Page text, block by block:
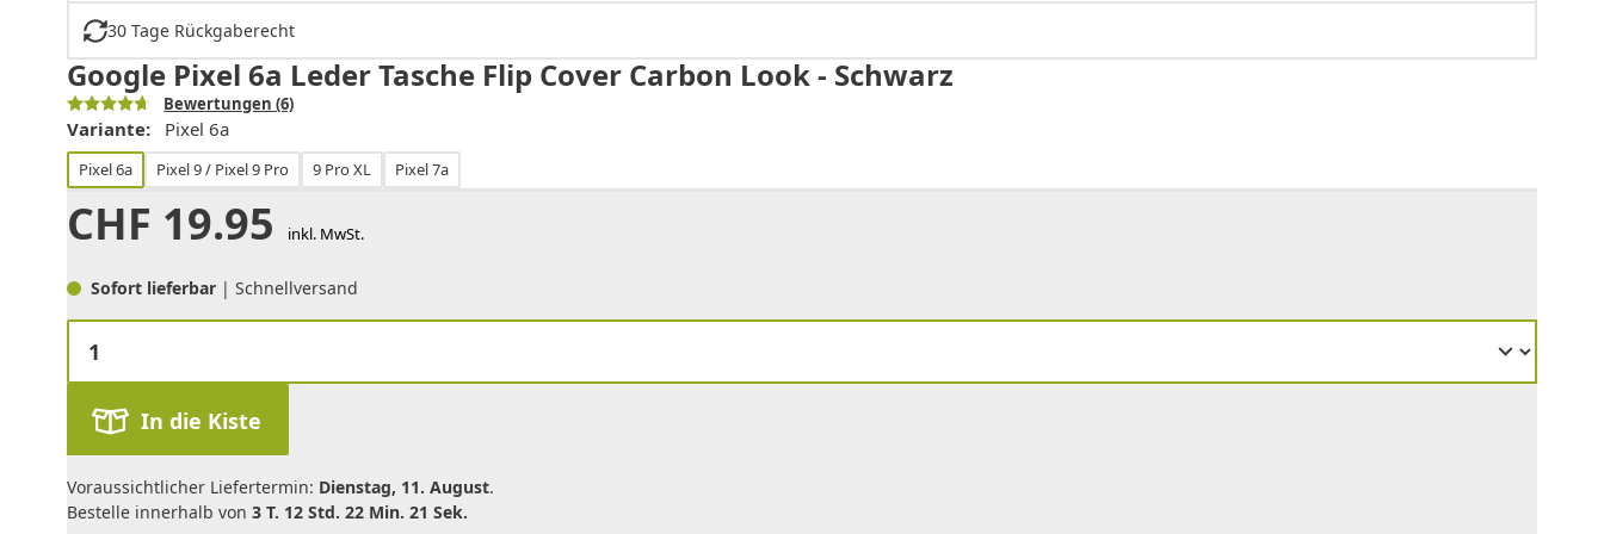
30 Tage Rückgaberecht
Google Pixel 6a Leder Tasche Flip Cover Carbon Look - Schwarz
Bewertungen (6)
Variante: Pixel 6a
Pixel 6a Pixel 9 / Pixel 9 Pro 9 Pro XL Pixel 7a
CHF 19.95 inkl. MwSt.
Sofort lieferbar | Schnellversand
In die Kiste
Voraussichtlicher Liefertermin: Dienstag, 11. August.
Bestelle innerhalb von 3 T. 12 Std. 22 Min. 21 Sek.